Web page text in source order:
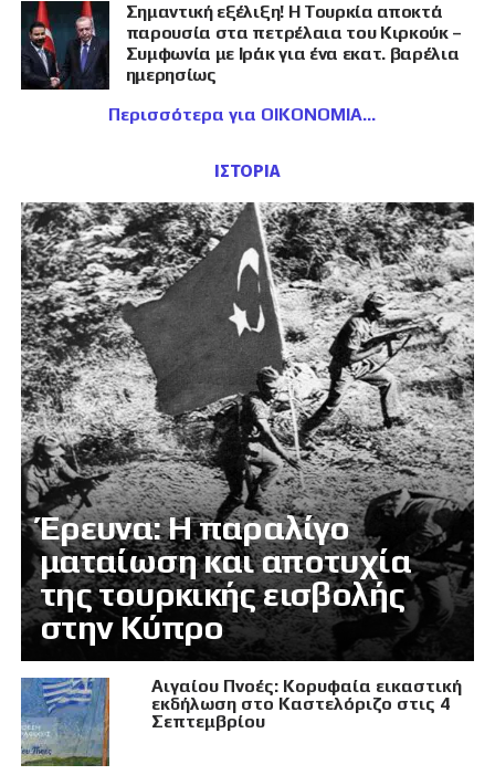
Σημαντική εξέλιξη! Η Τουρκία αποκτά
παρουσία στα πετρέλαια του Κιρκούκ –
Συμφωνία με Ιράκ για ένα εκατ. βαρέλια
ημερησίως
Περισσότερα για ΟΙΚΟΝΟΜΙΑ
ΙΣΤΟΡΙΑ
Έρευνα: Η παραλίγο
ματαίωση και αποτυχία
της τουρκικής εισβολής
στην Κύπρο
Αιγαίου Πνοές: Κορυφαία εικαστική
εκδήλωση στο Καστελόριζο στις 4
Σεπτεμβρίου